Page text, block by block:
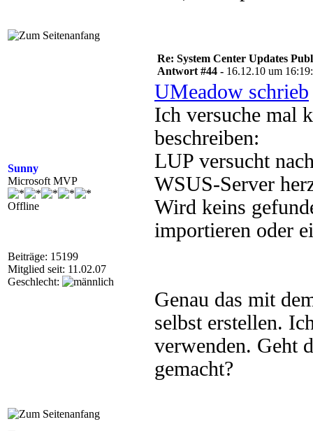
Sunny
Microsoft MVP
Offline
Beiträge: 15199
Mitglied seit: 11.02.07
Geschlecht:
Re: System Center Updates
Antwort #44 - 16.12.10 um
UMeadow schrieb
Ich versuche mal
beschreiben:
LUP versucht
WSUS-Server
Wird keins
importieren oder
Genau das mit
selbst erstellen.
verwenden. Geht
gemacht?